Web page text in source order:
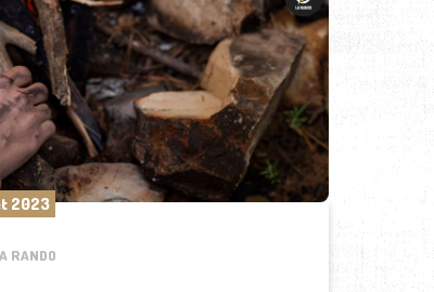
2023
RANDO